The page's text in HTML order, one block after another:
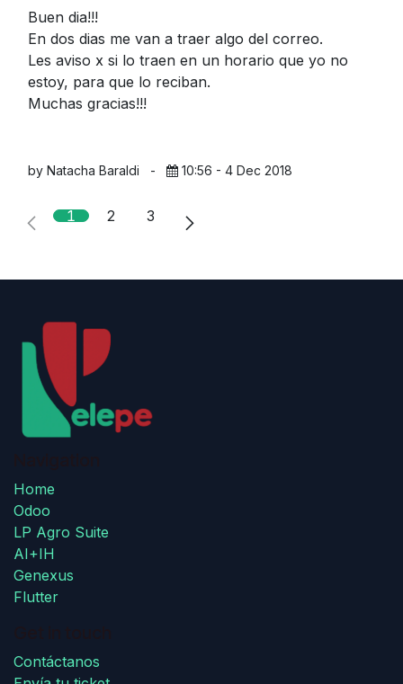
Buen dia!!!
En dos dias me van a traer algo del correo.
Les aviso x si lo traen en un horario que yo no
estoy, para que lo reciban.
Muchas gracias!!!
by Natacha Baraldi - 10:56 - 4 Dec 2018
1 2 3
Home
Odoo
LP Agro Suite
AI+IH
Genexus
Flutter
Contáctanos